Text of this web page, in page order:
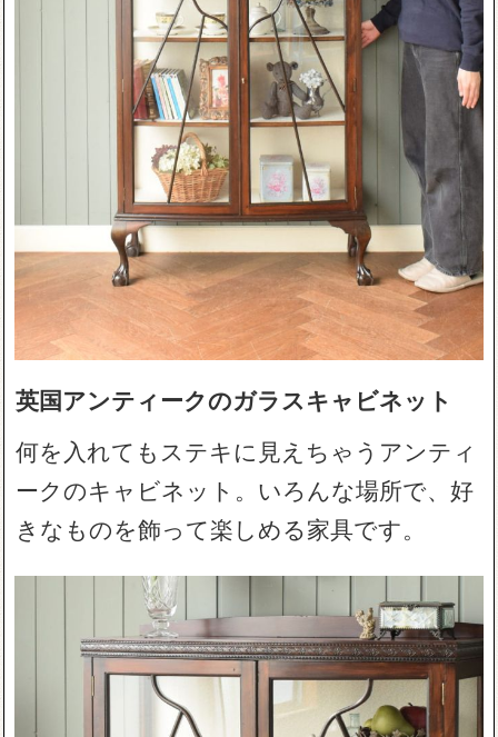
英国アンティークのガラスキャビネット
何を入れてもステキに見えちゃうアンティ
ークのキャビネット。いろんな場所で、好
きなものを飾って楽しめる家具です。